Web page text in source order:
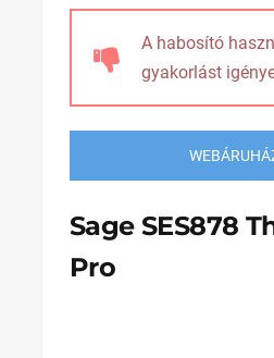
A habosító
gyakorlást
Sage SES878
Pro